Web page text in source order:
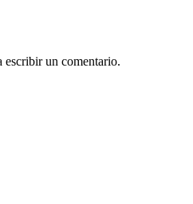
escribir un comentario.